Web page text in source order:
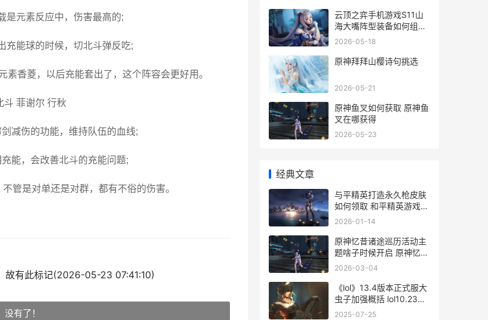
是元素反应中，伤害最高的;
充能球的时候，切北斗弹反吃;
香菱，以后充能套出了，这个阵容会更好用。
斗 菲谢尔 行秋
减伤的功能，维持队伍的血线;
能，会改善北斗的充能问题;
管是对单还是对群，都有不俗的伤害。
故有此标记(2026-05-23 07:41:10)
没有了！
云顶之弈手机游戏S11山
海大嘴阵型装备如何组合
云顶之弈手机游戏怎么玩
2026-05-18
原神拜拜山樱诗句挑选
2026-05-21
原神鱼叉如何获取 原神鱼
叉在哪获得
2026-05-23
经典文章
与平精英打造永久枪皮肤
如何领取 和平精英游戏内
打造永久枪皮肤
2026-01-14
原神忆昔诸途巡历活动主
题啥子时候开启 原神忆昔
诸途巡历
2026-03-04
《lol》13.4版本正式服大
虫子加强概括 lol10.23版
本分析
2025-07-25